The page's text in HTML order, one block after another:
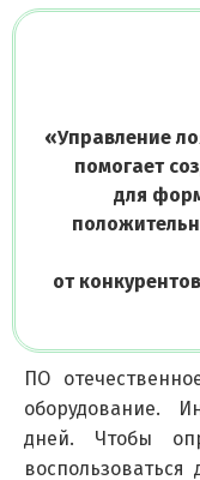
«Управление
помогает
для
от
ПО
оборудование.
дней. Чтобы